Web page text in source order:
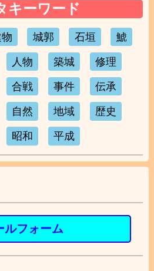
キーワード
城郭 石垣 鯱
人物 築城 修理
合戦 事件 伝承
自然 地域 歴史
昭和 平成
ルフォーム